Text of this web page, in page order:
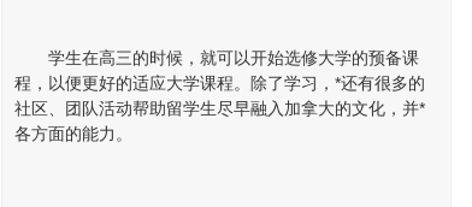
学生在高三的时候，就可以开始选修大学的预备课
程，以便更好的适应大学课程。除了学习，*还有很多的
社区、团队活动帮助留学生尽早融入加拿大的文化，并*
各方面的能力。